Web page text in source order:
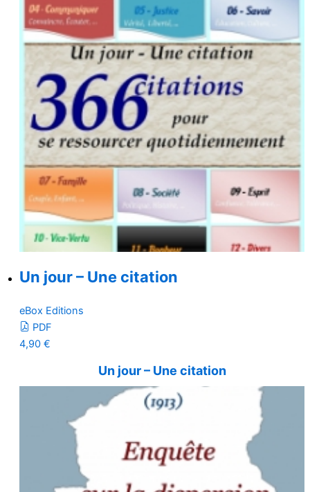
Un jour – Une citation
eBox Editions
PDF
4,90 €
Un jour – Une citation